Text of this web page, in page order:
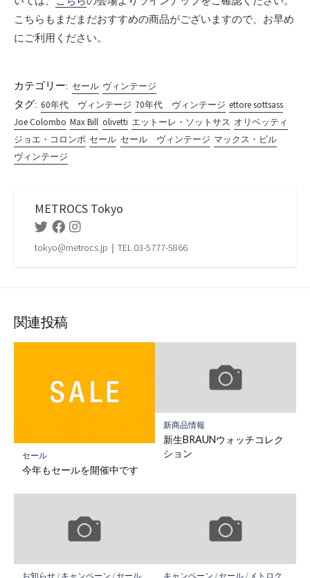
こちらもまだまだおすすめの商品がございますので、お早め
にご利用ください。
カテゴリー: セール ヴィンテージ
タグ: 60年代 ヴィンテージ 70年代 ヴィンテージ ettore sottsass
Joe Colombo Max Bill olivetti エットーレ・ソットサス オリベッティ
ジョエ・コロンボ セール セール ヴィンテージ マックス・ビル
ヴィンテージ
METROCS Tokyo
TwitterFacebookInstagram
tokyo@metrocs.jp｜TEL 03-5777-5866
関連投稿
セール
今年もセールを開催中です
新商品情報
新生BRAUNウォッチコレク
ション
お知らせ/ キャンペーン /セール キャンペーン /セール/ メトロク